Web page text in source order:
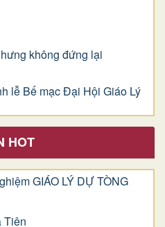
không đứng lại
lễ Bế mạc Đại Hội Giáo Lý
HOT
GIÁO LÝ DỰ TÒNG
Tiên